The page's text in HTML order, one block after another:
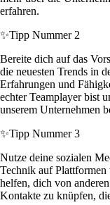
erfahren.
✨Tipp Nummer 2
Bereite dich auf das
die neuesten Trends in
Erfahrungen und
echter Teamplayer bist
unserem Unternehmen
✨Tipp Nummer 3
Nutze deine sozialen
Technik auf
helfen, dich von
Kontakte zu knüpfen,